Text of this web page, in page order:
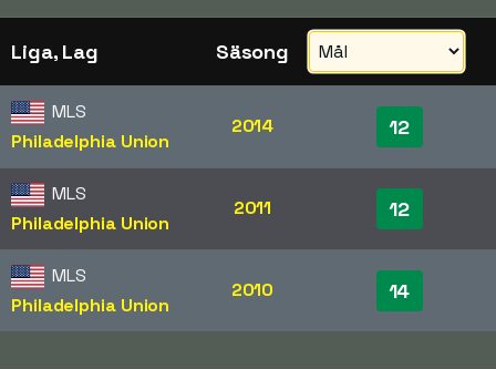
Liga, Lag Säsong
MLS
Philadelphia Union
2014 12
MLS
Philadelphia Union
2011 12
MLS
Philadelphia Union
2010 14